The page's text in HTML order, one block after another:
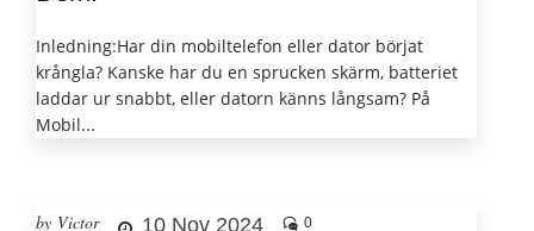
Inledning:Har din mobiltelefon eller dator börjat
krångla? Kanske har du en sprucken skärm, batteriet
laddar ur snabbt, eller datorn känns långsam? På
Mobil...
by Victor 10 Nov 2024 0